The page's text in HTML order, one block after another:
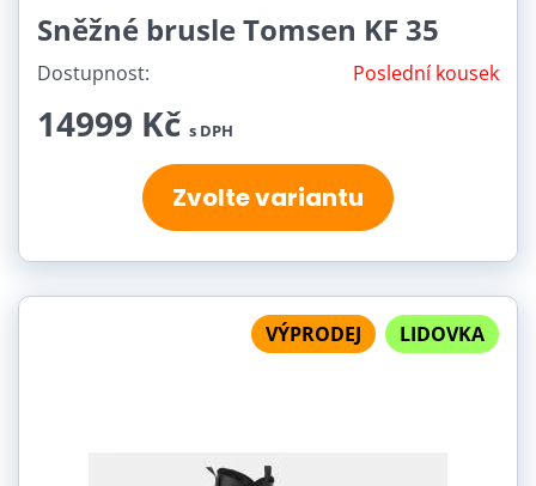
Sněžné brusle Tomsen KF 35
Dostupnost: Poslední kousek
14999 Kč s DPH
Zvolte variantu
VÝPRODEJ LIDOVKA